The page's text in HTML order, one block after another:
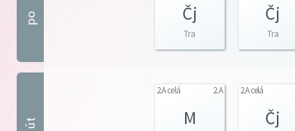
po Čj
Tra
Čj
Tra
út
2.A celá 2.A
M
2.A celá
Čj